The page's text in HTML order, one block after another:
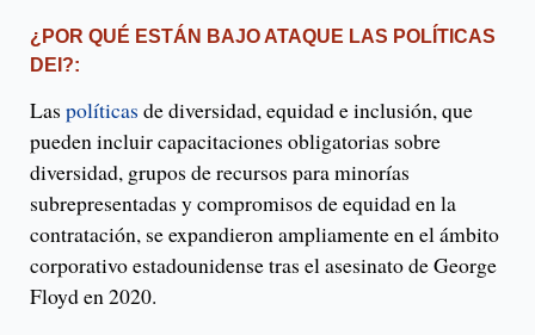
¿POR QUÉ ESTÁN BAJO ATAQUE LAS POLÍTICAS
DEI?:
Las políticas de diversidad, equidad e inclusión, que
pueden incluir capacitaciones obligatorias sobre
diversidad, grupos de recursos para minorías
subrepresentadas y compromisos de equidad en la
contratación, se expandieron ampliamente en el ámbito
corporativo estadounidense tras el asesinato de George
Floyd en 2020.